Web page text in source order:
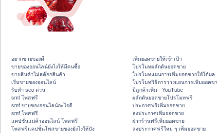
อยากขายของดี
ขายของออนไลน์ยังไงให้มีคนซื้อ
ขายสินค้าไม่สต๊อกสินค้า
เริ่มขายของออนไลน์
รับทำ seo ด่วน
smf โพสฟรี
smf ขายของออนไลน์อะไรดี
smf โพสฟรี
แคปชั่นแม่ค้าออนไลน์ โพสฟรี
โพสฟรีแคปชั่นโพสขายของยังไงให้ปัง
เพิ่มยอดขายให้เข้าเป้า
โปรโมทผลักดันยอดขาย
โปรโมทแผนการเพิ่มยอดขายให้ได้ผล
โปรโมทวิธีการวางแผนการเพิ่มยอดข
มีลูกค้าเพิ่ม - YouTube
ผลักดันยอดขายโปรโมทฟรี
ประกาศฟรีเพิ่มยอดขาย
ลงประกาศเพิ่มยอดขาย
ฝากร้านฟรีเพิ่มยอดขาย
ลงประกาศฟรีใหม่ ๆ เพิ่มยอดขาย